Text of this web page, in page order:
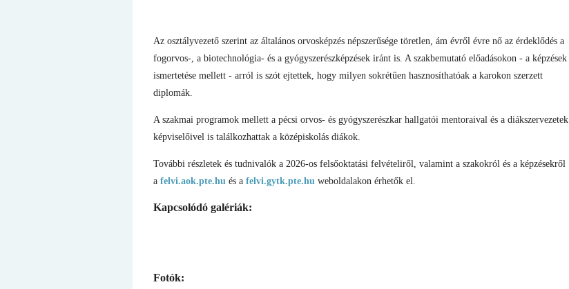
Az osztályvezető szerint az általános orvosképzés népszerűsége töretlen, ám évről évre nő az érdeklődés a
fogorvos-, a biotechnológia- és a gyógyszerészképzések iránt is. A szakbemutató előadásokon - a képzések
ismertetése mellett - arról is szót ejtettek, hogy milyen sokrétűen hasznosíthatóak a karokon szerzett
diplomák.
A szakmai programok mellett a pécsi orvos- és gyógyszerészkar hallgatói mentoraival és a diákszervezetek
képviselőivel is találkozhattak a középiskolás diákok.
További részletek és tudnivalók a 2026-os felsőoktatási felvételiről, valamint a szakokról és a képzésekről
a felvi.aok.pte.hu és a felvi.gytk.pte.hu weboldalakon érhetők el.
Kapcsolódó galériák:
Fotók: